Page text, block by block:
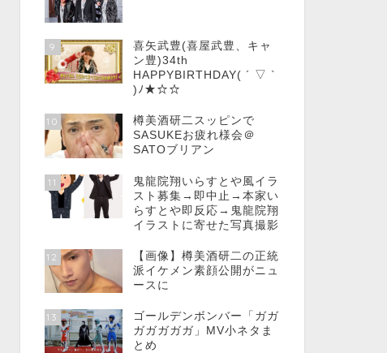
9
喜矢武豊(喜屋武豊、キャ
ン豊)34th
HAPPYBIRTHDAY( ´ ▽ `
)ﾉ★☆☆
10
樽美酒研二スッピンで
SASUKEお疲れ様会＠
SATOブリアン
11
鬼龍院翔いらすとや風イラ
スト募集→即中止→本家い
らすとや即反応→鬼龍院翔
イラストに寄せた写真撮影
12
【画像】樽美酒研二の正統
派イケメン素顔公開がニュ
ースに
13
ゴールデンボンバー「ガガ
ガガガガガ」MV小ネタま
とめ